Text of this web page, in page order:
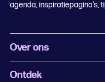
agenda, inspiratiepagina’s,
Over ons
Wat is Uitagenda Rotterdam
Ontdek